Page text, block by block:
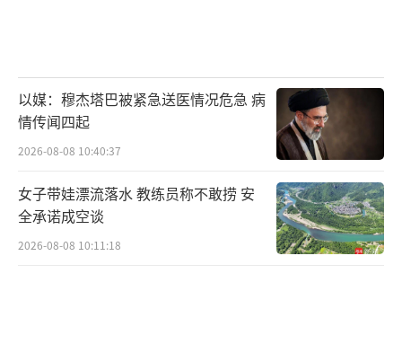
以媒：穆杰塔巴被紧急送医情况危急 病
情传闻四起
2026-08-08 10:40:37
女子带娃漂流落水 教练员称不敢捞 安
全承诺成空谈
2026-08-08 10:11:18